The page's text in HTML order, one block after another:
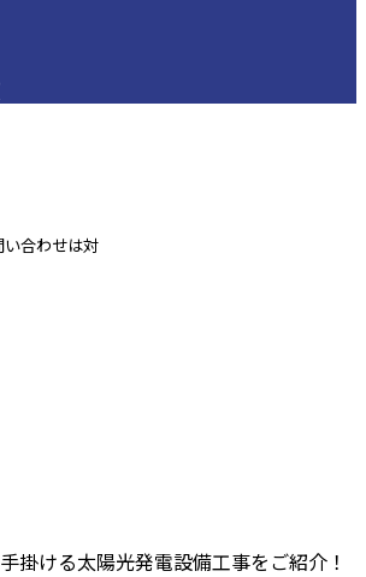
合わせは対
掛ける太陽光発電設備工事をご紹介！